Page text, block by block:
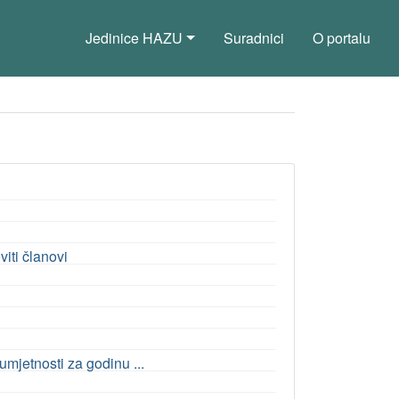
Jedinice HAZU Suradnici O portalu
članovi
za godinu ...